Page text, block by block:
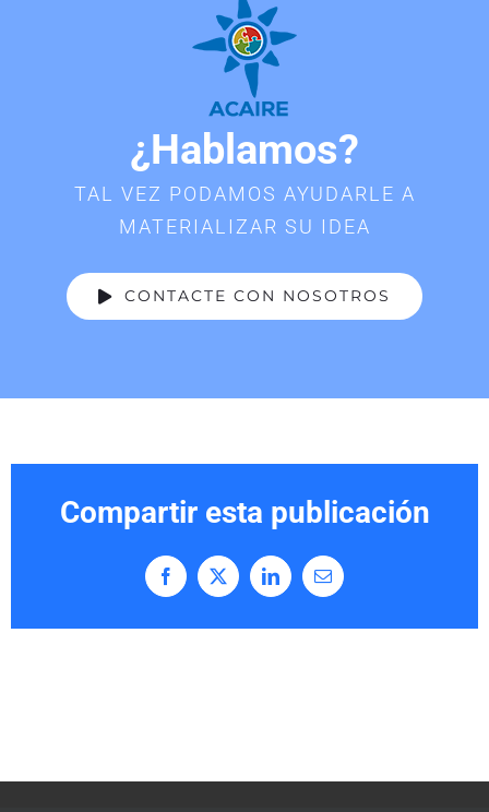
¿Hablamos?
TAL VEZ PODAMOS AYUDARLE A
MATERIALIZAR SU IDEA
CONTACTE CON NOSOTROS
Compartir esta publicación
Facebook
X LinkedInCorreo
electrónico